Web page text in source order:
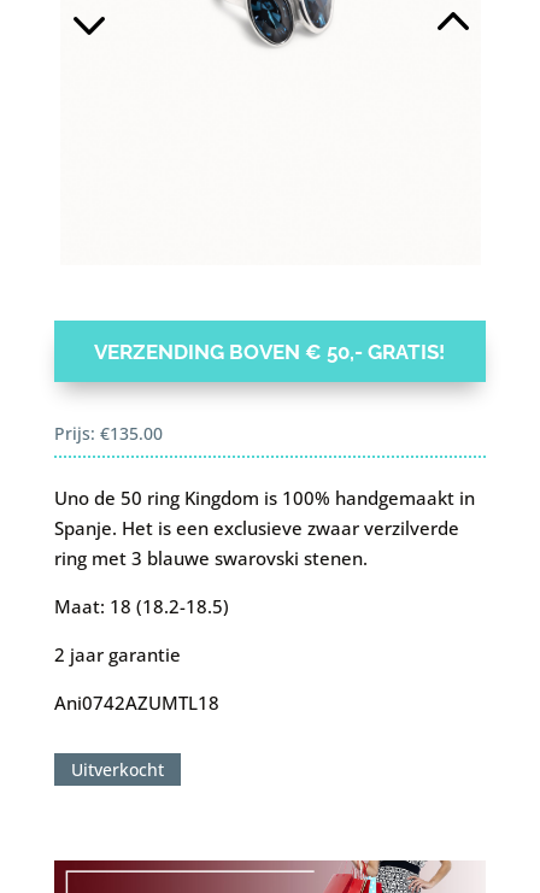
VERZENDING BOVEN € 50,- GRATIS!
Prijs: €135.00
Uno de 50 ring Kingdom is 100% handgemaakt in
Spanje. Het is een exclusieve zwaar verzilverde
ring met 3 blauwe swarovski stenen.
Maat: 18 (18.2-18.5)
2 jaar garantie
Ani0742AZUMTL18
Uitverkocht